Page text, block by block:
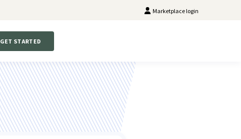
Marketplace login
GET STARTED